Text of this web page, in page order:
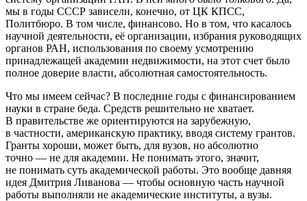
мы в годы СССР зависели, конечно, от ЦК КПСС,
Политбюро. В том числе, финансово. Но в том, что касалось
научной деятельности, её организации, избрания руководящих
органов РАН, использования по своему усмотрению
принадлежащей академии недвижимости, на этот счет было
полное доверие власти, абсолютная самостоятельность.
Что мы имеем сейчас? В последние годы с финансированием
науки в стране беда. Средств решительно не хватает.
В правительстве же ориентируются на зарубежную,
в частности, американскую практику, вводя систему грантов.
Гранты хороши, может быть, для вузов, но абсолютно
точно — не для академии. Не понимать этого, значит,
не понимать суть академической работы. Это вообще давняя
идея Дмитрия Ливанова — чтобы основную часть научной
работы выполняли не академические институты, а вузы.